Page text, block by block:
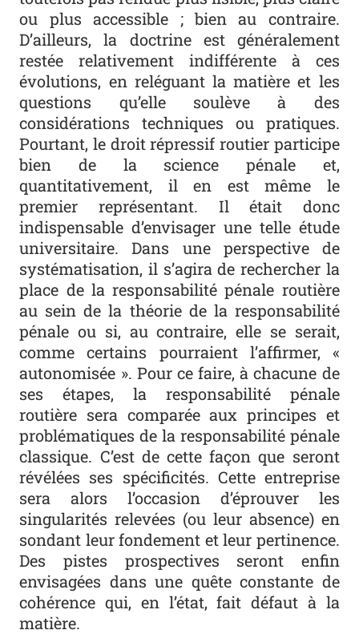
ou plus accessible ; bien au contraire.
D’ailleurs, la doctrine est généralement
restée relativement indifférente à ces
évolutions, en reléguant la matière et les
questions qu’elle soulève à des
considérations techniques ou pratiques.
Pourtant, le droit répressif routier participe
bien de la science pénale et,
quantitativement, il en est même le
premier représentant. Il était donc
indispensable d’envisager une telle étude
universitaire. Dans une perspective de
systématisation, il s’agira de rechercher la
place de la responsabilité pénale routière
au sein de la théorie de la responsabilité
pénale ou si, au contraire, elle se serait,
comme certains pourraient l’affirmer, «
autonomisée ». Pour ce faire, à chacune de
ses étapes, la responsabilité pénale
routière sera comparée aux principes et
problématiques de la responsabilité pénale
classique. C’est de cette façon que seront
révélées ses spécificités. Cette entreprise
sera alors l’occasion d’éprouver les
singularités relevées (ou leur absence) en
sondant leur fondement et leur pertinence.
Des pistes prospectives seront enfin
envisagées dans une quête constante de
cohérence qui, en l’état, fait défaut à la
matière.